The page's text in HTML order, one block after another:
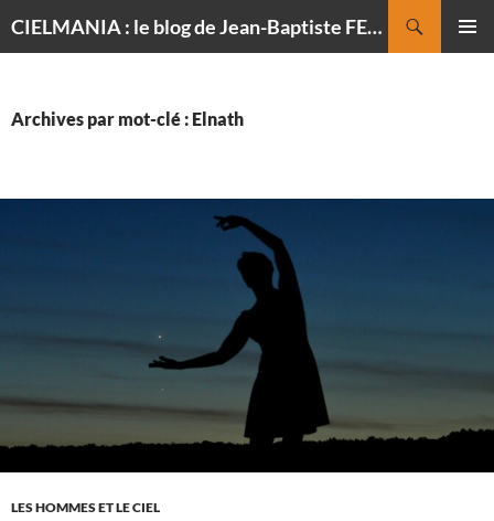
CIELMANIA : le blog de Jean-Baptiste FELDMANN, photographe du ciel
Archives par mot-clé : Elnath
LES HOMMES ET LE CIEL